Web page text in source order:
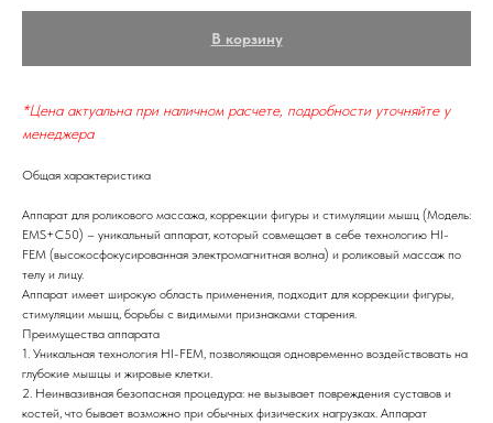
В корзину
*Цена актуальна при наличном расчете, подробности уточняйте у
менеджера
Общая характеристика
Аппарат для роликового массажа, коррекции фигуры и стимуляции мышц (Модель:
EMS+C50) – уникальный аппарат, который совмещает в себе технологию HI-
FEM (высокосфокусированная электромагнитная волна) и роликовый массаж по
телу и лицу.
Аппарат имеет широкую область применения, подходит для коррекции фигуры,
стимуляции мышц, борьбы с видимыми признаками старения.
Преимущества аппарата
1. Уникальная технология HI-FEM, позволяющая одновременно воздействовать на
глубокие мышцы и жировые клетки.
2. Неинвазивная безопасная процедура: не вызывает повреждения суставов и
костей, что бывает возможно при обычных физических нагрузках. Аппарат